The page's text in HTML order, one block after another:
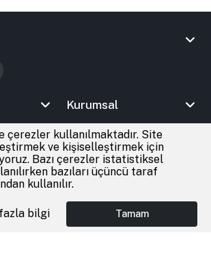
Giriş Yap Sepet
Kurumsal
Geçin
As TedarikTüm Hakları Saklıdır
çerezler kullanılmaktadır. Site
ve kişiselleştirmek için
Bazı çerezler istatistiksel
bazıları üçüncü taraf
kullanılır.
bilgi Tamam